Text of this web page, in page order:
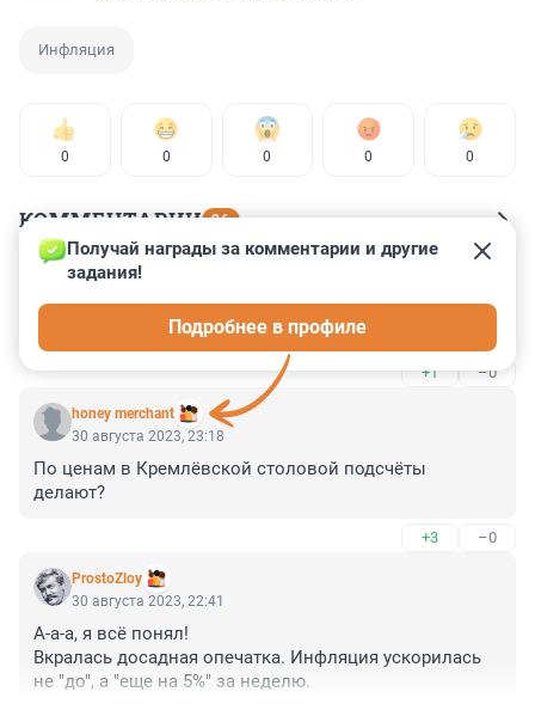
Инфляция
0 0 0 0 0
КОММЕНТАРИИ 26
Гость
недельная - да 5%
+1 –0
honey merchant
Получай награды за комментарии и другие
задания!
Подробнее в профиле
30 августа 2023, 23:18
По ценам в Кремлёвской столовой подсчёты
делают?
+3 –0
ProstoZloy
30 августа 2023, 22:41
А-а-а, я всё понял!
Вкралась досадная опечатка. Инфляция ускорилась
не "до", а "еще на 5%" за неделю.